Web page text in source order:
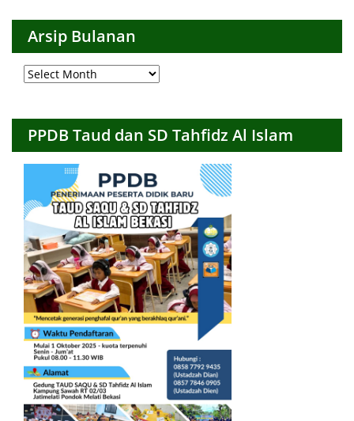
Arsip Bulanan
Arsip
Bulanan
PPDB Taud dan SD Tahfidz Al Islam